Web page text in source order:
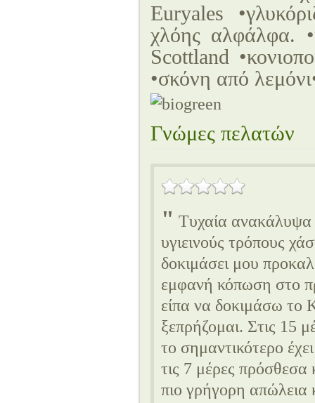
Euryales
χλόης αλφάλφα.
Scottland
•σκόνη από
Γνώμες πελατών
Τυχαία ανακάλυψα
υγιεινούς τρόπους
δοκιμάσει μου
εμφανή κόπωση στο
είπα να δοκιμάσω το
ξεπρήζομαι. Στις 15
το σημαντικότερο
τις 7 μέρες
πιο γρήγορη